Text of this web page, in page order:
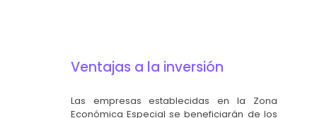
Ventajas a la inversión
Las empresas establecidas en la Zona
Económica Especial se beneficiarán de los